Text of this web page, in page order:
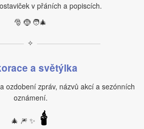
v přáních a popiscích.
🎅 🤶 🧑‍🎄
✧
a světýlka
ozdobení zpráv, názvů akcí a sezónních
oznámení.
🎄 🎆 ✨ 🕯